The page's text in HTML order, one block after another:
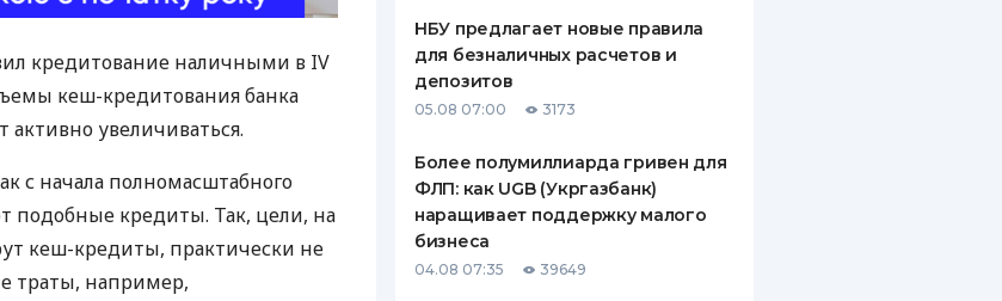
кредитование наличными в IV
кеш-кредитования банка
увеличиваться.
с начала полномасштабного
подобные кредиты. Так, цели, на
кеш-кредиты, практически не
траты, например,
НБУ предлагает новые правила
для безналичных расчетов и
депозитов
05.08 07:00 3173
Более полумиллиарда гривен для
ФЛП: как UGB (Укргазбанк)
наращивает поддержку малого
бизнеса
04.08 07:35 39649